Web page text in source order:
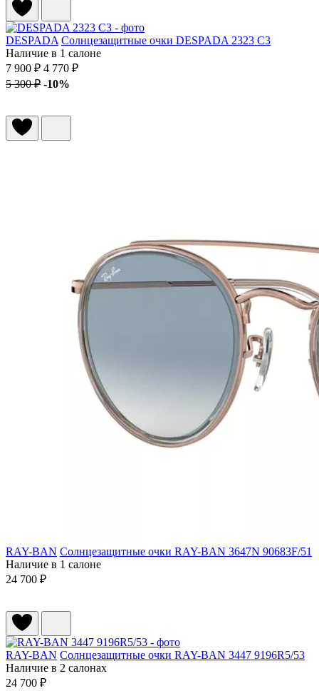
DESPADA Солнцезащитные очки DESPADA 2323 C3
Наличие в 1 салоне
7 900 ₽ 4 770 ₽
5 300 ₽ -10%
RAY-BAN Солнцезащитные очки RAY-BAN 3647N 90683F/51
Наличие в 1 салоне
24 700 ₽
RAY-BAN Солнцезащитные очки RAY-BAN 3447 9196R5/53
Наличие в 2 салонах
24 700 ₽